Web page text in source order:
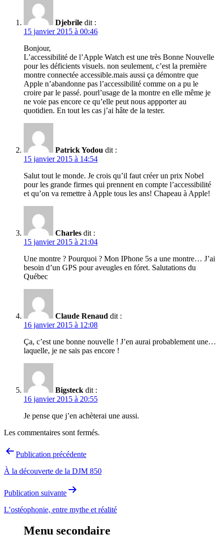
Djebrile dit :
15 janvier 2015 à 00:46
Bonjour,
L’accessibilité de l’Apple Watch est une très Bonne Nouvelle
pour les déficients visuels. non seulement, c’est la première
montre connectée accessible.mais aussi ça démontre que
Apple n’abandonne pas l’accessibilité comme on a pu le
croire par le passé. pourl’usage de la montre en elle même je
ne voie pas encore ce qu’elle peut nous appporter au
quotidien. En tout les cas j’ai hâte de la tester.
Patrick Yodou dit :
15 janvier 2015 à 14:54
Salut tout le monde. Je crois qu’il faut créer un prix Nobel
pour les grande firmes qui prennent en compte l’accessibilité
et qu’on va remettre à Apple tous les ans! Chapeau à Apple!
Charles dit :
15 janvier 2015 à 21:04
Une montre ? Pourquoi ? Mon IPhone 5s a une montre… J’ai
besoin d’un GPS pour aveugles en fóret. Salutations du
Québec
Claude Renaud dit :
16 janvier 2015 à 12:08
Ça, c’est une bonne nouvelle ! J’en aurai probablement une…
laquelle, je ne sais pas encore !
Bigsteck dit :
16 janvier 2015 à 20:55
Je pense que j’en achèterai une aussi.
Les commentaires sont fermés.
Navigation
de
l’article
Publication précédente
À la découverte de la DJM 850
Publication suivante
L’ostéophonie, entre mythe et réalité
Menu secondaire